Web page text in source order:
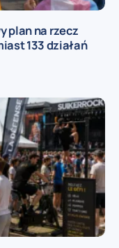
plan na rzecz
133 działań